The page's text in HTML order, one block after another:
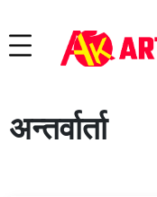
अन्तर्वार्ता